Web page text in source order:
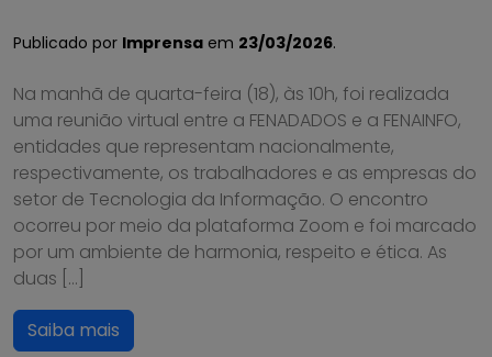
Publicado por Imprensa em 23/03/2026.
Na manhã de quarta-feira (18), às 10h, foi realizada
uma reunião virtual entre a FENADADOS e a FENAINFO,
entidades que representam nacionalmente,
respectivamente, os trabalhadores e as empresas do
setor de Tecnologia da Informação. O encontro
ocorreu por meio da plataforma Zoom e foi marcado
por um ambiente de harmonia, respeito e ética. As
duas […]
Saiba mais